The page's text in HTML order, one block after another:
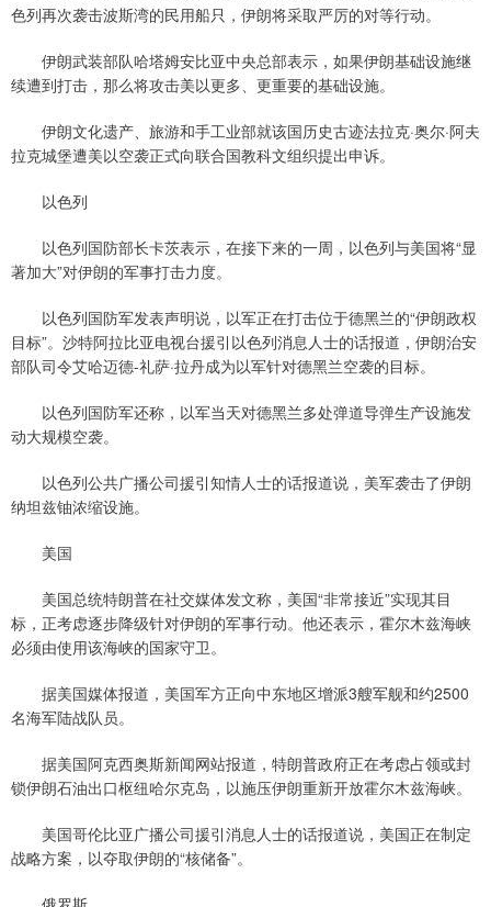
色列再次袭击波斯湾的民用船只，伊朗将采取严厉的对等行动。
伊朗武装部队哈塔姆安比亚中央总部表示，如果伊朗基础设施继
续遭到打击，那么将攻击美以更多、更重要的基础设施。
伊朗文化遗产、旅游和手工业部就该国历史古迹法拉克·奥尔·阿夫
拉克城堡遭美以空袭正式向联合国教科文组织提出申诉。
以色列
以色列国防部长卡茨表示，在接下来的一周，以色列与美国将“显
著加大”对伊朗的军事打击力度。
以色列国防军发表声明说，以军正在打击位于德黑兰的“伊朗政权
目标”。沙特阿拉比亚电视台援引以色列消息人士的话报道，伊朗治安
部队司令艾哈迈德-礼萨·拉丹成为以军针对德黑兰空袭的目标。
以色列国防军还称，以军当天对德黑兰多处弹道导弹生产设施发
动大规模空袭。
以色列公共广播公司援引知情人士的话报道说，美军袭击了伊朗
纳坦兹铀浓缩设施。
美国
美国总统特朗普在社交媒体发文称，美国“非常接近”实现其目
标，正考虑逐步降级针对伊朗的军事行动。他还表示，霍尔木兹海峡
必须由使用该海峡的国家守卫。
据美国媒体报道，美国军方正向中东地区增派3艘军舰和约2500
名海军陆战队员。
据美国阿克西奥斯新闻网站报道，特朗普政府正在考虑占领或封
锁伊朗石油出口枢纽哈尔克岛，以施压伊朗重新开放霍尔木兹海峡。
美国哥伦比亚广播公司援引消息人士的话报道说，美国正在制定
战略方案，以夺取伊朗的“核储备”。